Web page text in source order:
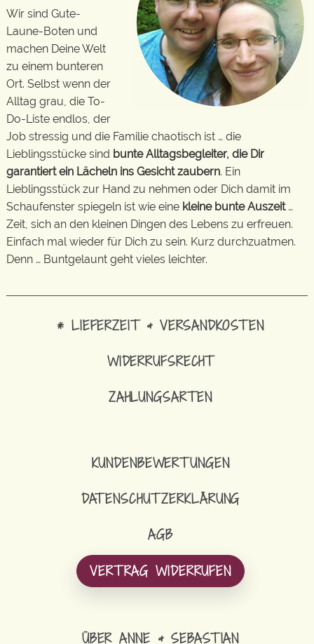
Wir sind Gute-
Laune-Boten und
machen Deine Welt
zu einem bunteren
Ort. Selbst wenn der
Alltag grau, die To-
Do-Liste endlos, der
Job stressig und die Familie chaotisch ist … die
Lieblingsstücke sind bunte Alltagsbegleiter, die Dir
garantiert ein Lächeln ins Gesicht zaubern. Ein
Lieblingsstück zur Hand zu nehmen oder Dich damit im
Schaufenster spiegeln ist wie eine kleine bunte Auszeit…
Zeit, sich an den kleinen Dingen des Lebens zu erfreuen.
Einfach mal wieder für Dich zu sein. Kurz durchzuatmen.
Denn … Buntgelaunt geht vieles leichter.
* LIEFERZEIT & VERSANDKOSTEN
WIDERRUFSRECHT
ZAHLUNGSARTEN
KUNDENBEWERTUNGEN
DATENSCHUTZERKLÄRUNG
AGB
VERTRAG WIDERRUFEN
ÜBER ANNE & SEBASTIAN